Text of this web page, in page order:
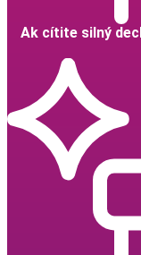
Ak cítite silný